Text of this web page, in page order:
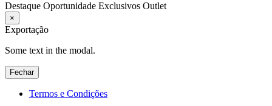
Destaque Oportunidade Exclusivos Outlet
×
Exportação
Some text in the modal.
Fechar
Termos e Condições